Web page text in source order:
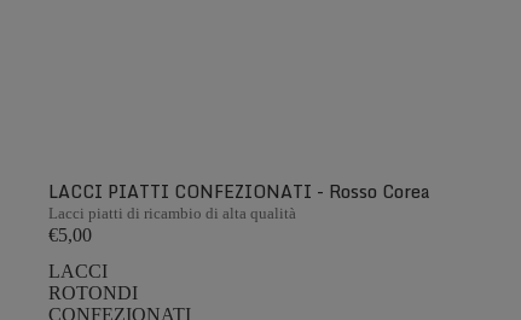
LACCI PIATTI CONFEZIONATI - Rosso Corea
Lacci piatti di ricambio di alta qualità
€5,00
LACCI
ROTONDI
CONFEZIONATI